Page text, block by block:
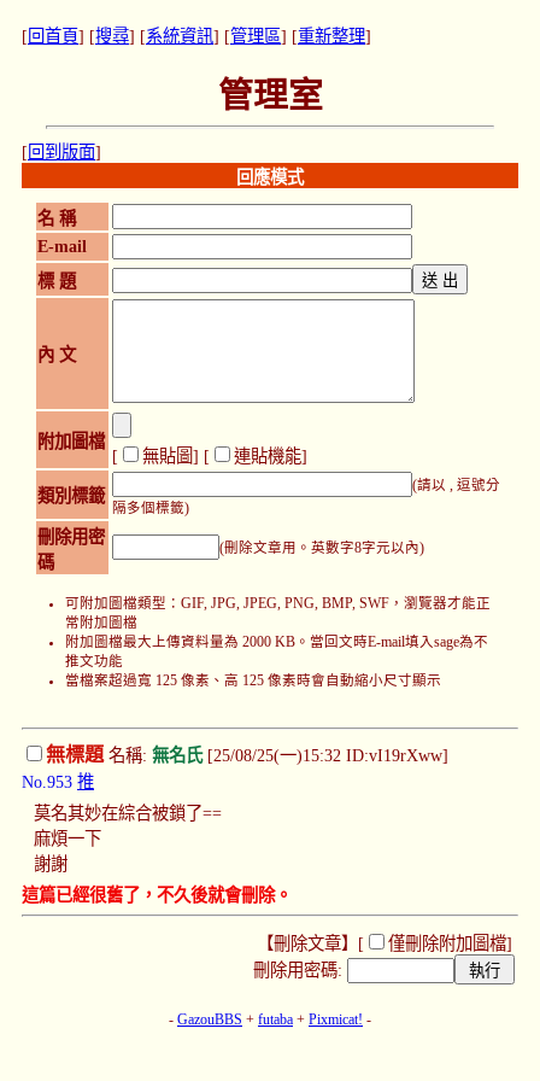
[ 回首頁] [搜尋] [系統資訊] [管理區] [重新整理]
管理室
[ 回到版面]
回應模式
名 稱
E-mail
標 題
內 文
附加圖檔
[ 無貼圖] [ 連貼機能]
類別標籤
(請以 , 逗號分
隔多個標籤)
刪除用密
碼
(刪除文章用。英數字8字元以內)
可附加圖檔類型：GIF, JPG, JPEG, PNG, BMP, SWF，瀏覽器才能正
常附加圖檔
附加圖檔最大上傳資料量為 2000 KB。當回文時E-mail填入sage為不
推文功能
當檔案超過寬 125 像素、高 125 像素時會自動縮小尺寸顯示
無標題名稱: 無名氏[25/08/25(一)15:32 ID:vI19rXww]
No.953 推
莫名其妙在綜合被鎖了==
麻煩一下
謝謝
這篇已經很舊了，不久後就會刪除。
【刪除文章】[ 僅刪除附加圖檔]
刪除用密碼:
- GazouBBS + futaba + Pixmicat! -